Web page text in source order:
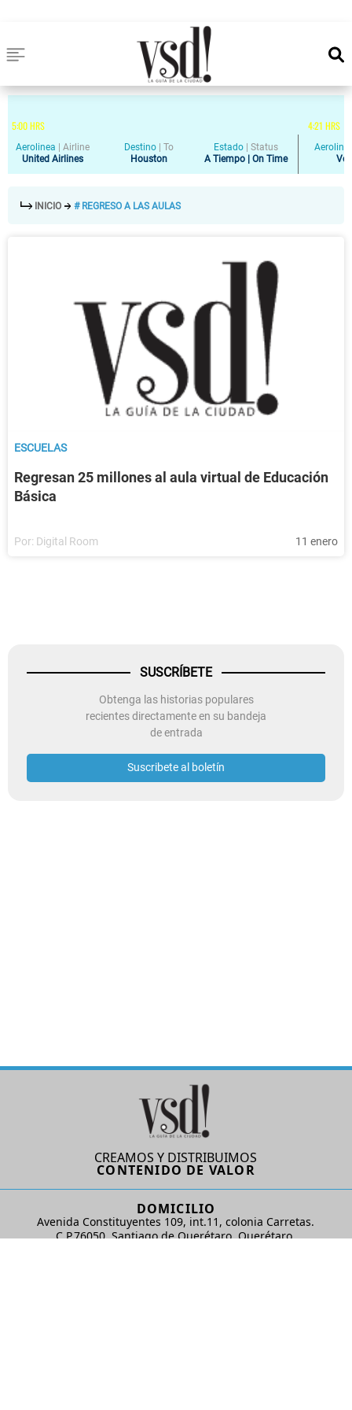
5:00HRS 4:21 HRS
Aerolinea
Airline
United Airlines
Destino
To
Houston
Estado
Status
A Tiempo | On Time
INICIO # REGRESO A LAS AULAS
ESCUELAS
Regresan 25 millones al aula virtual de Educación
Básica
Por: Digital Room 11 enero
SUSCRÍBETE
Obtenga las historias populares
recientes directamente en su bandeja
de entrada
Suscribete al boletín
CREAMOS Y DISTRIBUIMOS
CONTENIDO DE VALOR
DOMICILIO
Avenida Constituyentes 109, int.11, colonia Carretas.
C.P.76050. Santiago de Querétaro, Querétaro.